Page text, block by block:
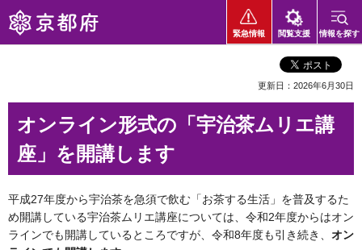
京都府
緊急情報 閲覧支援 情報を探す
更新日：2026年6月30日
オンライン形式の「宇治茶ムリエ講
座」を開講します
平成27年度から宇治茶を急須で飲む「お茶する生活」を普及するた
め開講している宇治茶ムリエ講座については、令和2年度からはオン
ラインでも開講しているところですが、令和8年度も引き続き、 オン